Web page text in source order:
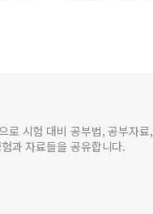
로 시험 대비 공부법, 공부자료,
과 자료들을 공유합니다.